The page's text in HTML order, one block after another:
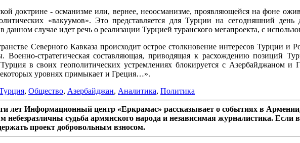
доктрине - османизме или, вернее, неоосманизме, проявляющейся на фоне
«вакуумов». Это представляется для Турции на сегодняшний
данном случае идет речь о реализации Турцией туранского мегапроекта, с
Северного Кавказа происходит острое столкновение интересов Турции и
Военно-стратегическая составляющая, приводящая к расхождению позиций
в своих геополитических устремлениях блокируется с Азербайджаном
уровнях примыкает и Греция…».
, Общество, Азербайджан, Аналитика, Политика
лет Информационный центр «Еркрамас» рассказывает о событиях в
небезразличны судьба армянского народа и независимая журналистика.
проект добровольным взносом.